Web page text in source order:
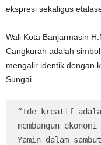
ekspresi sekaligus
Wali Kota Banjarmasin
Cangkurah adalah
mengalir identik dengan
Sungai.
“Ide kreatif
membangun
Yamin dalam